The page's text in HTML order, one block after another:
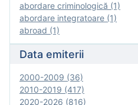
abordare criminologică (1)
abordare integratoare (1)
abroad (1)
Data emiterii
2000-2009 (36)
2010-2019 (417)
2020-2026 (816)